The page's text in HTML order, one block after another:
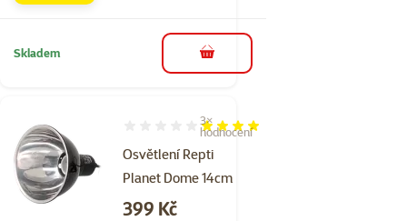
Skladem do košíku
Osvětlení Repti
Planet Dome 14cm
Hodnocení 80%, počet hodnocení: 3
3×
hodnocení
Cena
399 Kč